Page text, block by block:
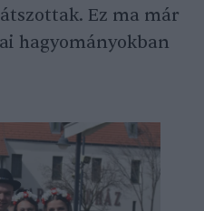
Ez ma már
hagyományokban